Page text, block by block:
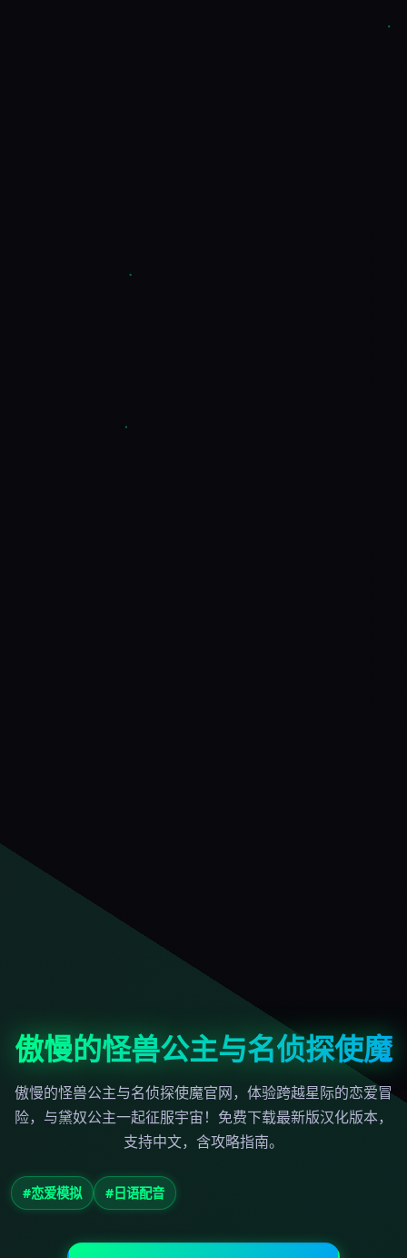
傲慢的怪兽公主与名侦探使魔
傲慢的怪兽公主与名侦探使魔官网，体验跨越星际的恋爱冒
险，与黛奴公主一起征服宇宙！免费下载最新版汉化版本，
支持中文，含攻略指南。
#恋爱模拟 #日语配音